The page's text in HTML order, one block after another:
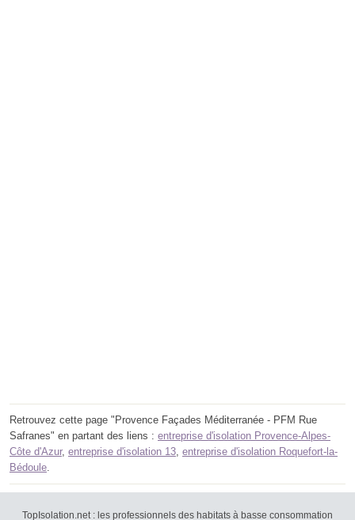
Retrouvez cette page "Provence Façades Méditerranée - PFM Rue
Safranes" en partant des liens : entreprise d'isolation Provence-Alpes-
Côte d'Azur, entreprise d'isolation 13 entreprise d'isolation Roquefort-la-
Bédoule
TopIsolation.net : les professionnels des habitats à basse consommation